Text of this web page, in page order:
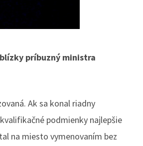
príbuzný ministra
Ak sa konal riadny
podmienky najlepšie
na miesto vymenovaním bez